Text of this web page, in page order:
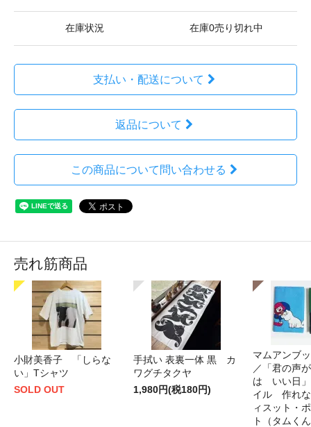
在庫状況 在庫0売り切れ中
支払い・配送について
返品について
この商品について問い合わせる
売れ筋商品
小財美香子 「しらな
い」Tシャツ
SOLD OUT
手拭い 表裏一体 黒 カ
ワグチタクヤ
1,980円(税180円)
マムアンブ
／「君の声
は いい日」
イル 作れ
ィスット・
ト（タムく